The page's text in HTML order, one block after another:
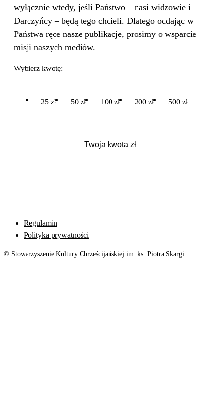
wyłącznie wtedy, jeśli Państwo – nasi widzowie i
Darczyńcy – będą tego chcieli. Dlatego oddając w
Państwa ręce nasze publikacje, prosimy o wsparcie
misji naszych mediów.
Wybierz kwotę:
25 zł 50 zł 100 zł 200 zł 500 zł
Regulamin
Polityka prywatności
© Stowarzyszenie Kultury Chrześcijańskiej im. ks. Piotra Skargi